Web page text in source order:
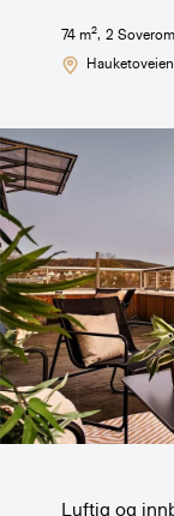
74 m2, 2 Soverom
Hauketoveien
Luftig og